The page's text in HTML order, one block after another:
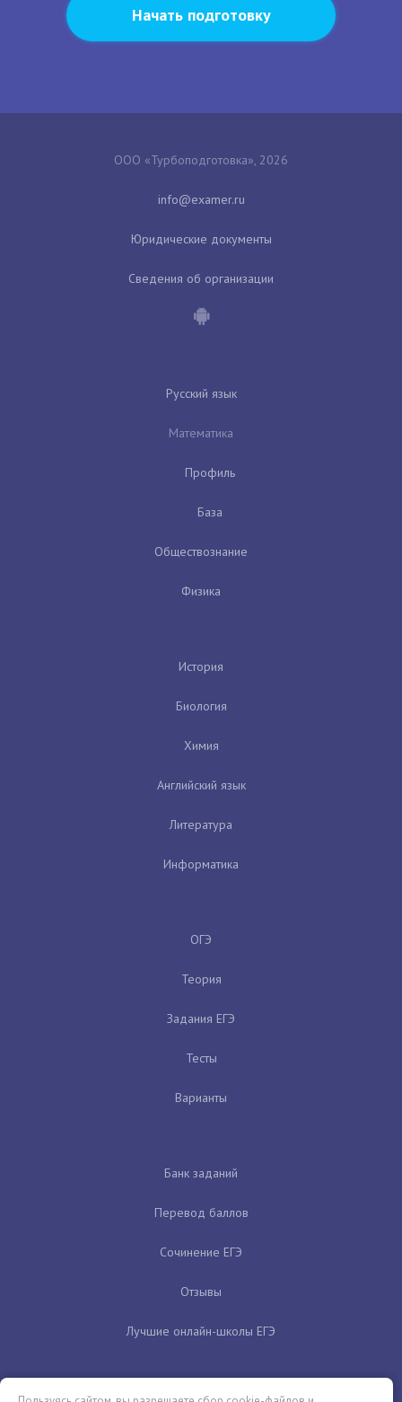
Начать подготовку
ООО «Турбоподготовка», 2026
Юридические документы
Сведения об организации
Русский язык
Математика
Профиль
База
Обществознание
Физика
История
Биология
Химия
Английский язык
Литература
Информатика
ОГЭ
Теория
Задания ЕГЭ
Тесты
Варианты
Банк заданий
Перевод баллов
Сочинение ЕГЭ
Отзывы
Лучшие онлайн-школы ЕГЭ